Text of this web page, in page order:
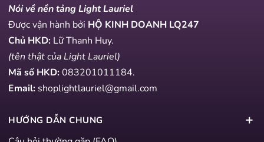
Nói về nền tảng Light Lauriel
Được vận hành bởi HỘ KINH DOANH LQ247
Chủ HKD: Lữ Thanh Huy.
(tên thật của Light Lauriel)
Mã số HKD:083201011184.
Email: shoplightlauriel@gmail.com
HƯỚNG DẪN CHUNG